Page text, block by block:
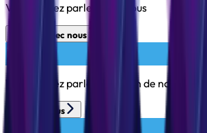
Vous pouvez parlez avec nous
Chattez avec nous
Vous pouvez parlez avec l'un de nos agents:
Ecrivez-nous